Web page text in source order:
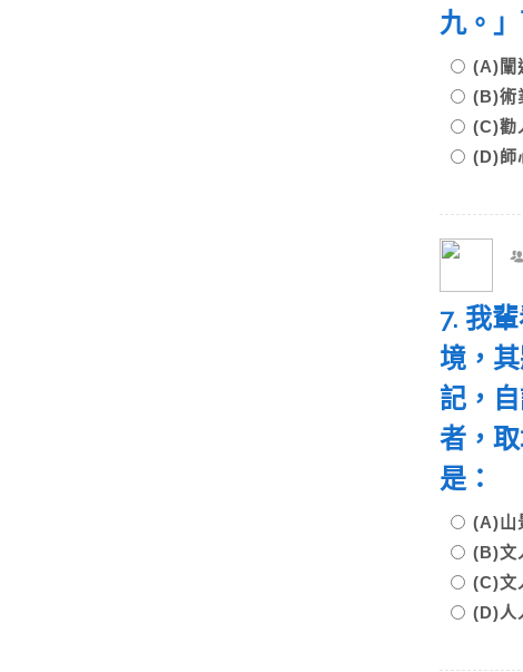
九。
(A)闡
(B)術
(C)勸
(D)師
7. 我
境，
記，
者，
是：
(A)山
(B)文
(C)文
(D)人